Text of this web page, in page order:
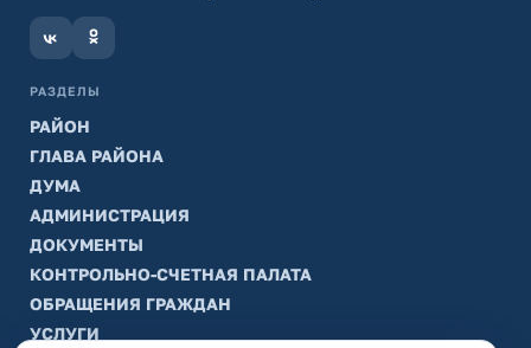
РАЗДЕЛЫ
РАЙОН
ГЛАВА РАЙОНА
ДУМА
АДМИНИСТРАЦИЯ
ДОКУМЕНТЫ
КОНТРОЛЬНО-СЧЕТНАЯ ПАЛАТА
ОБРАЩЕНИЯ ГРАЖДАН
УСЛУГИ